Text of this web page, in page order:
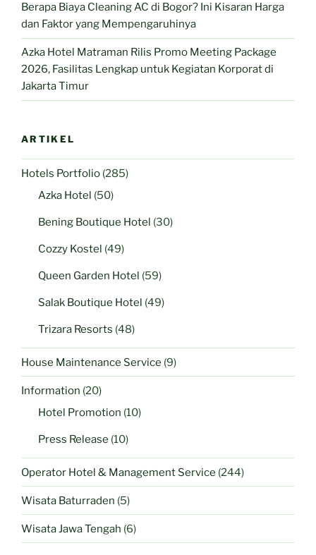
Berapa Biaya Cleaning AC di Bogor? Ini Kisaran Harga
dan Faktor yang Mempengaruhinya
Azka Hotel Matraman Rilis Promo Meeting Package
2026, Fasilitas Lengkap untuk Kegiatan Korporat di
Jakarta Timur
ARTIKEL
Hotels Portfolio (285)
Azka Hotel (50)
Bening Boutique Hotel (30)
Cozzy Kostel (49)
Queen Garden Hotel (59)
Salak Boutique Hotel (49)
Trizara Resorts (48)
House Maintenance Service (9)
Information (20)
Hotel Promotion (10)
Press Release (10)
Operator Hotel & Management Service (244)
Wisata Baturraden (5)
Wisata Jawa Tengah (6)